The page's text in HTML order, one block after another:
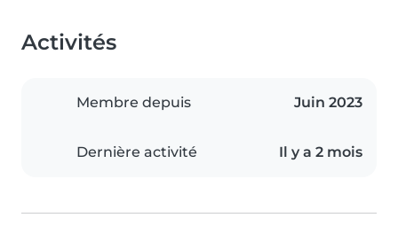
Activités
Membre depuis Juin 2023
Dernière activité Il y a 2 mois